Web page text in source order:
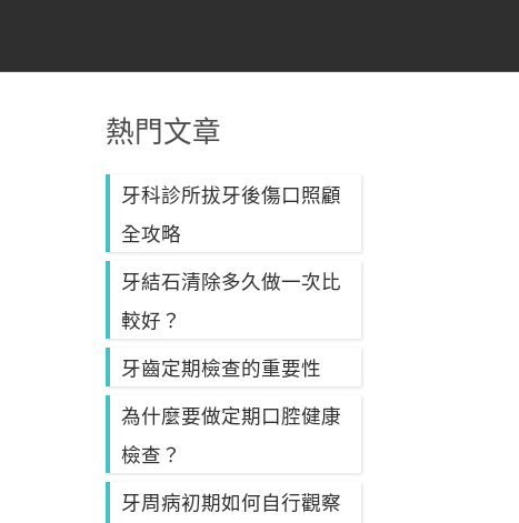
熱門文章
牙科診所拔牙後傷口照顧
全攻略
牙結石清除多久做一次比
較好？
牙齒定期檢查的重要性
為什麼要做定期口腔健康
檢查？
牙周病初期如何自行觀察